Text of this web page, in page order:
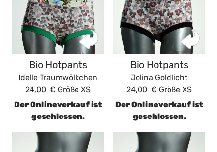
Bio Hotpants
Idelle Traumwölkchen
24,00 € Größe XS
Der Onlineverkauf ist
geschlossen.
Bio Hotpants
Jolina Goldlicht
24,00 € Größe XS
Der Onlineverkauf ist
geschlossen.